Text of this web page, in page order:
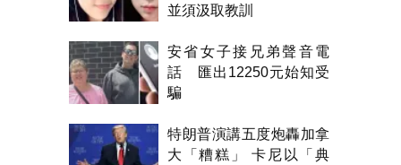
並須汲取教訓
安省女子接兄弟聲音電
話 匯出12250元始知受
騙
特朗普演講五度炮轟加拿
大「糟糕」 卡尼以「典